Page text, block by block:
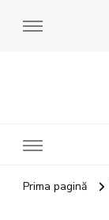
Prima pagină